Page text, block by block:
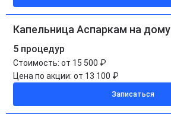
Капельница Аспаркам на дому
5 процедур
Стоимость: от 15 500 ₽
Цена по акции: от 13 100 ₽
Записаться